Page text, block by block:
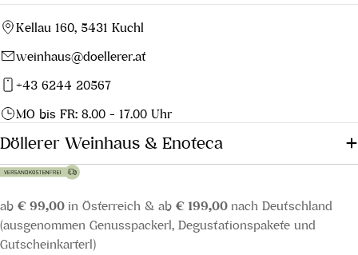
Kellau 160, 5431 Kuchl
weinhaus@doellerer.at
+43 6244 20567
MO bis FR: 8.00 - 17.00 Uhr
Döllerer Weinhaus & Enoteca
ab € 99,00 in Österreich & ab € 199,00 nach Deutschland
(ausgenommen Genusspackerl, Degustationspakete und
Gutscheinkarterl)